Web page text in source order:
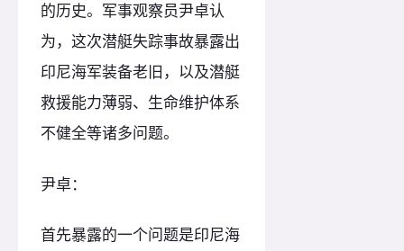
的历史。军事观察员尹卓认
为，这次潜艇失踪事故暴露出
印尼海军装备老旧，以及潜艇
救援能力薄弱、生命维护体系
不健全等诸多问题。
尹卓：
首先暴露的一个问题是印尼海